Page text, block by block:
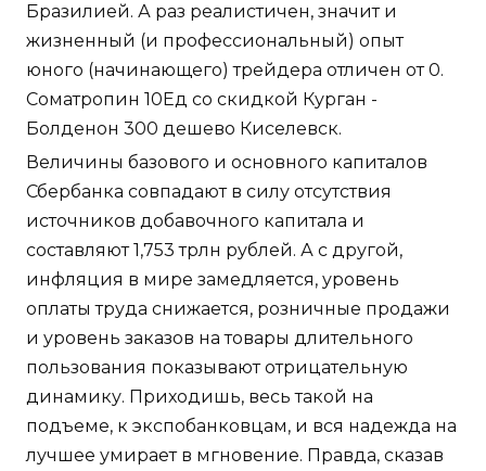
Бразилией. А раз реалистичен, значит и
жизненный (и профессиональный) опыт
юного (начинающего) трейдера отличен от 0.
Cоматропин 10Ед со скидкой Курган -
Болденон 300 дешево Киселевск.
Величины базового и основного капиталов
Сбербанка совпадают в силу отсутствия
источников добавочного капитала и
составляют 1,753 трлн рублей. А с другой,
инфляция в мире замедляется, уровень
оплаты труда снижается, розничные продажи
и уровень заказов на товары длительного
пользования показывают отрицательную
динамику. Приходишь, весь такой на
подъеме, к экспобанковцам, и вся надежда на
лучшее умирает в мгновение. Правда, сказав